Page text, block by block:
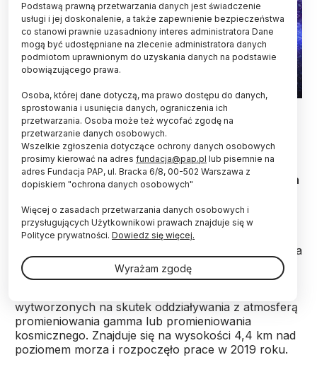
Fot. Adobe Stock
Nowy naturalny akcelerator cząstek
przyspieszających je do ultraekstremalnych
energii został znaleziony w rzadkim układzie
podwójnym przez obserwatorium LHAASO, podała
Chińska Akademia Nauk.
Large High Altitude Air Shower Observatory
(LHAASO) to obserwatorium promieniowania gamma
i promieniowania kosmicznego w Daocheng w
Tybecie w Chinach. Jego zadaniem jest
wytworzonych na skutek oddziaływania z atmosferą
promieniowania gamma lub promieniowania
kosmicznego. Znajduje się na wysokości 4,4 km nad
poziomem morza i rozpoczęło prace w 2019 roku.
Podstawą prawną przetwarzania danych jest świadczenie
usługi i jej doskonalenie, a także zapewnienie bezpieczeństwa
co stanowi prawnie uzasadniony interes administratora Dane
mogą być udostępniane na zlecenie administratora danych
podmiotom uprawnionym do uzyskania danych na podstawie
obowiązującego prawa.
Osoba, której dane dotyczą, ma prawo dostępu do danych,
sprostowania i usunięcia danych, ograniczenia ich
przetwarzania. Osoba może też wycofać zgodę na
przetwarzanie danych osobowych.
Wszelkie zgłoszenia dotyczące ochrony danych osobowych
prosimy kierować na adres fundacja@pap.pl lub pisemnie na
adres Fundacja PAP, ul. Bracka 6/8, 00-502 Warszawa z
dopiskiem "ochrona danych osobowych"
Więcej o zasadach przetwarzania danych osobowych i
przysługujących Użytkownikowi prawach znajduje się w
Polityce prywatności. Dowiedz się więcej.
Wyrażam zgodę